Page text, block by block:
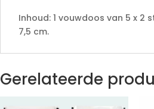
Inhoud: 1 vouwdoos van 5 x 2
7,5 cm.
Gerelateerde